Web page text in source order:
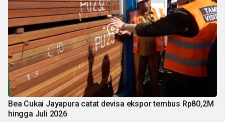
Bea Cukai Jayapura catat devisa ekspor tembus Rp80,2M
hingga Juli 2026